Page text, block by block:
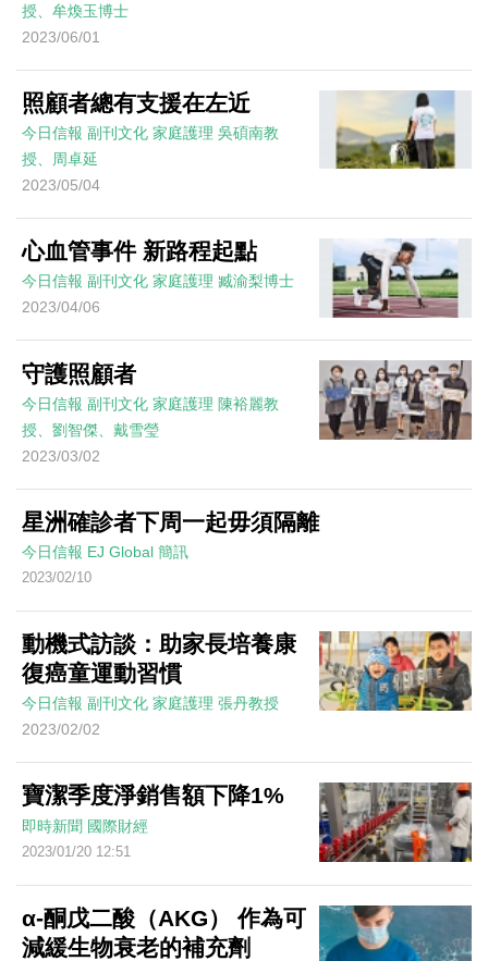
授、牟煥玉博士
2023/06/01
照顧者總有支援在左近
今日信報 副刊文化 家庭護理 吳碩南教
授、周卓延
2023/05/04
心血管事件 新路程起點
今日信報 副刊文化 家庭護理 臧渝梨博士
2023/04/06
守護照顧者
今日信報 副刊文化 家庭護理 陳裕麗教
授、劉智傑、戴雪瑩
2023/03/02
星洲確診者下周一起毋須隔離
今日信報 EJ Global 簡訊
2023/02/10
動機式訪談：助家長培養康
復癌童運動習慣
今日信報 副刊文化 家庭護理 張丹教授
2023/02/02
寶潔季度淨銷售額下降1%
即時新聞 國際財經
2023/01/20 12:51
α-酮戊二酸（AKG） 作為可
減緩生物衰老的補充劑